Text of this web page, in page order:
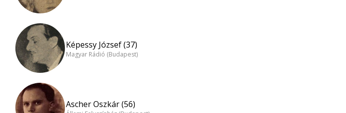
Képessy József (37)
Magyar Rádió (Budapest)
Ascher Oszkár (56)